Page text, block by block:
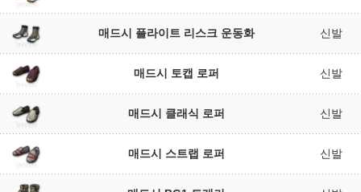
매드시 플라이트 리스크 운동화 신발
매드시 토캡 로퍼 신발
매드시 클래식 로퍼 신발
매드시 스트랩 로퍼 신발